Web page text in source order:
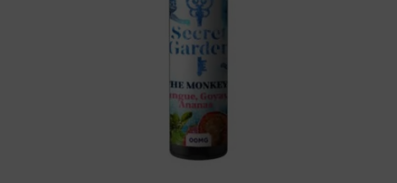
Arômes : goyave, mangue, ananas. E-liquide
Secret Garden. Disponible en 50 ml sans